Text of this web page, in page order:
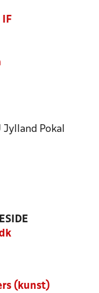
IF
Jylland Pokal
(kunst)